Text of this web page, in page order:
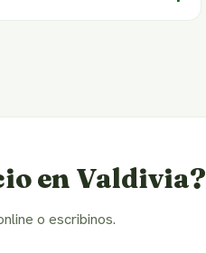
en Valdivia?
o escribinos.